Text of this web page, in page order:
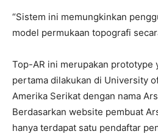
“Sistem ini memungkinkan
model permukaan topografi
Top-AR ini merupakan prototype
pertama dilakukan di University
Amerika Serikat dengan nama
Berdasarkan website pembuat
hanya terdapat satu pendaftar